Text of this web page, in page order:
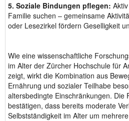
5. Soziale Bindungen pflegen:
Familie suchen – gemeinsame
oder Lesezirkel fördern Geselligkeit
Wie eine wissenschaftliche
im Alter der Zürcher Hochschule für
zeigt, wirkt die Kombination aus
Ernährung und sozialer Teilhabe
altersbedingte Einschränkungen. Die
bestätigen, dass bereits moderate
Selbstständigkeit im Alter um